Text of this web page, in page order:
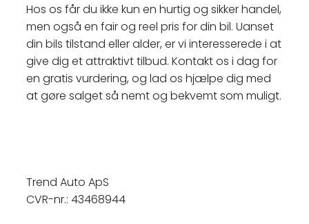
Hos os får du ikke kun en hurtig og sikker handel,
men også en fair og reel pris for din bil. Uanset
din bils tilstand eller alder, er vi interesserede i at
give dig et attraktivt tilbud. Kontakt os i dag for
en gratis vurdering, og lad os hjælpe dig med
at gøre salget så nemt og bekvemt som muligt.
Trend Auto ApS
CVR-nr.: 43468944